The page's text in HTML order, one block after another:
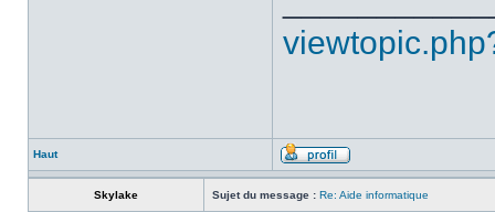
Haut
Skylake Sujet du message : Re: Aide informatique